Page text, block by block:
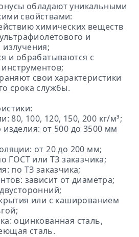
обладают уникальными
свойствами:
химических веществ
и
излучения;
и обрабатываются с
свои характеристики
срока службы.
80, 100, 120, 150, 200 кг/м³;
от 500 до 3500 мм
от 20 до 200 мм;
ГОСТ или ТЗ заказчика;
по ТЗ заказчика;
зависит от диаметра;
или с кашированием
оцинкованная сталь,
сталь.